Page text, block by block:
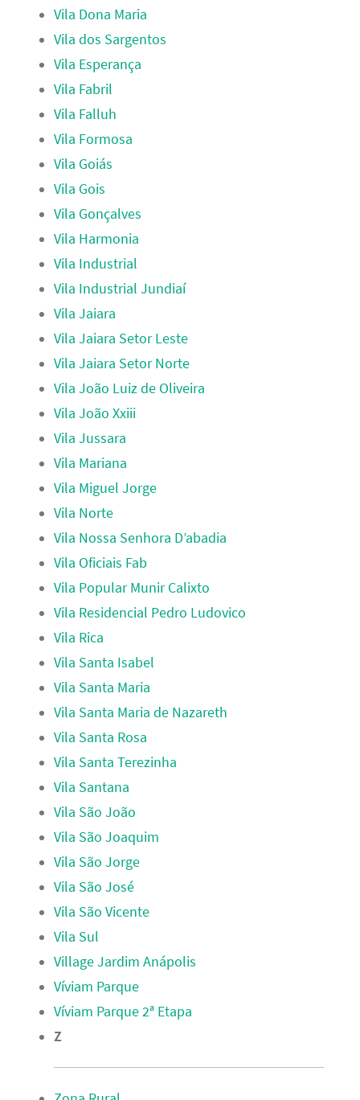
Vila Dona Maria
Vila dos Sargentos
Vila Esperança
Vila Fabril
Vila Falluh
Vila Formosa
Vila Goiás
Vila Gois
Vila Gonçalves
Vila Harmonia
Vila Industrial
Vila Industrial Jundiaí
Vila Jaiara
Vila Jaiara Setor Leste
Vila Jaiara Setor Norte
Vila João Luiz de Oliveira
Vila João Xxiii
Vila Jussara
Vila Mariana
Vila Miguel Jorge
Vila Norte
Vila Nossa Senhora D’abadia
Vila Oficiais Fab
Vila Popular Munir Calixto
Vila Residencial Pedro Ludovico
Vila Rica
Vila Santa Isabel
Vila Santa Maria
Vila Santa Maria de Nazareth
Vila Santa Rosa
Vila Santa Terezinha
Vila Santana
Vila São João
Vila São Joaquim
Vila São Jorge
Vila São José
Vila São Vicente
Vila Sul
Village Jardim Anápolis
Víviam Parque
Víviam Parque 2ª Etapa
Z